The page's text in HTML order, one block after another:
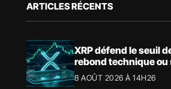
ARTICLES RÉCENTS
XRP défend le seuil
rebond technique ou
pause ?
8 AOÛT 2026 À 14H26